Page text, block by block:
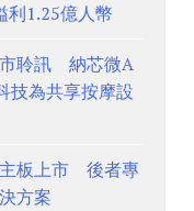
1.25億人幣
聆訊 納芯微A
技為共享按摩設
板上市 後者專
方案